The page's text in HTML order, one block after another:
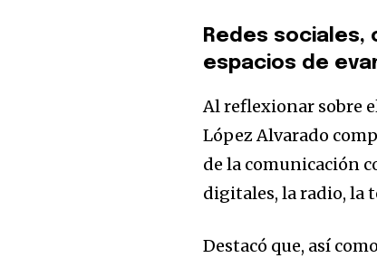
Redes
espacios de
Al reflexionar sobre
López Alvarado
de la comunicación
digitales, la radio, la
Destacó que, así